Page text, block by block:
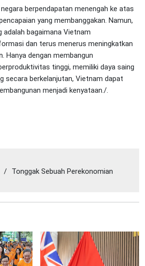
berpendapatan menengah ke atas
yang membanggakan. Namun,
adalah bagaimana Vietnam
dan terus menerus meningkatkan
Hanya dengan membangun
tinggi, memiliki daya saing
secara berkelanjutan, Vietnam dapat
menjadi kenyataan./.
/
Tonggak Sebuah Perekonomian